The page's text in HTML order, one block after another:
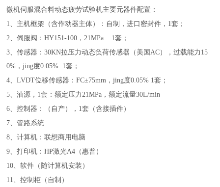
微机伺服混合料动态疲劳试验机主要元器件配置：
1、主机框架（含作动器主体）：自制，进口密封件，1套；
2、伺服阀：HY151-100，21MPa 1套；
3、传感器：30KN拉压力动态负荷传感器（美国AC），过载能力15
0%，jing度0.05% 1套；
4、LVDT位移传感器：FC±75mm，jing度0.05% 1套；
5、油源，1套：额定压力21MPa，额定流量30L/min
6、控制器：（自产），1套（含接插件）
7、管路系统
8、计算机：联想商用电脑
9、打印机：HP激光A4（惠普）
10、软件（随计算机安装）
11、控制柜（自制）